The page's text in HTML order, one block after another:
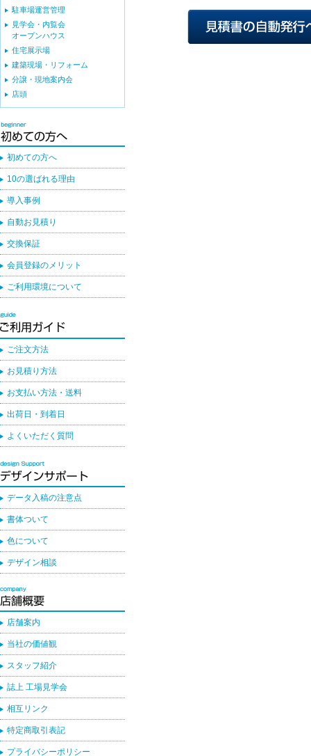
駐車場運営管理
見学会・内覧会
オープンハウス
住宅展示場
建築現場・リフォーム
分譲・現地案内会
店頭
初めての方へ
10の選ばれる理由
導入事例
自動お見積り
交換保証
会員登録のメリット
ご利用環境について
ご注文方法
お見積り方法
お支払い方法・送料
出荷日・到着日
よくいただく質問
データ入稿の注意点
書体ついて
色について
デザイン相談
店舗案内
当社の価値観
スタッフ紹介
誌上 工場見学会
相互リンク
特定商取引表記
プライバシーポリシー